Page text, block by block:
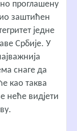
проглашену
заштићен
једне
Србије. У
снаге да
као таква
неће видјети